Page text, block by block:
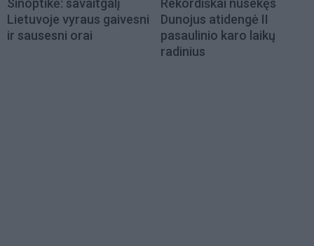
Lietuvoje vyraus gaivesni
ir sausesni orai
Dunojus atidengė II
pasaulinio karo laikų
radinius